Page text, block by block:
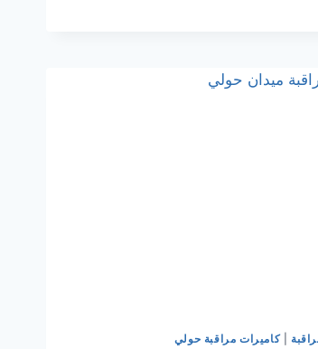
بعد
|كاميرات مراقبة حولي